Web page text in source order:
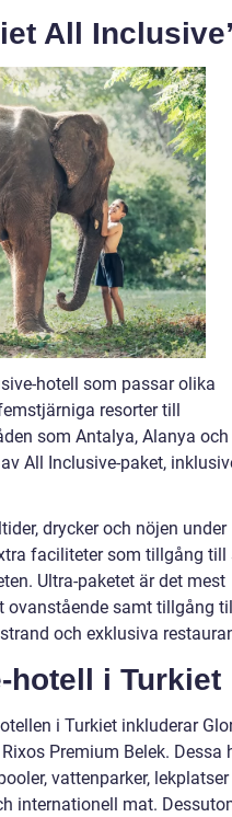
All
hotell som passar olika
resorter till
som Antalya, Alanya och
All Inclusive-paket,
drycker och nöjen under
faciliteter som tillgång till
Ultra-paketet är det mest
ovanstående samt tillgång
och exklusiva
hotell i Turkiet
i Turkiet inkluderar
Premium Belek. Dessa
vattenparker,
internationell mat.